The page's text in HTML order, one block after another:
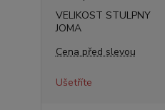
VELIKOST STULPNY
JOMA
Cena před slevou
Ušetříte